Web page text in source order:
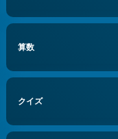
算数
クイズ